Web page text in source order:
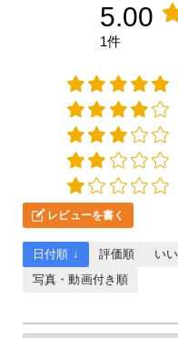
5.00
1件
レビューを書く
日付順 ↓ 評価順 い
写真・動画付き順